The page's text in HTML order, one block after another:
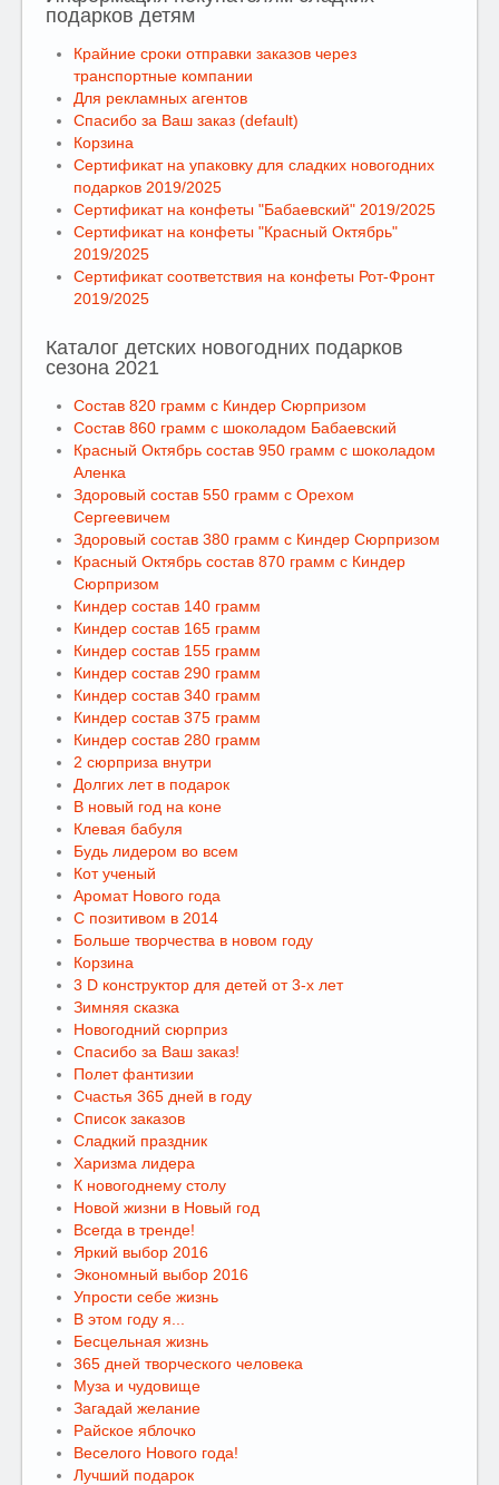
подарков детям
Крайние сроки отправки заказов через
транспортные компании
Для рекламных агентов
Спасибо за Ваш заказ (default)
Корзина
Сертификат на упаковку для сладких новогодних
подарков 2019/2025
Сертификат на конфеты "Бабаевский" 2019/2025
Сертификат на конфеты "Красный Октябрь"
2019/2025
Сертификат соответствия на конфеты Рот-Фронт
2019/2025
Каталог детских новогодних подарков
сезона 2021
Состав 820 грамм с Киндер Сюрпризом
Состав 860 грамм с шоколадом Бабаевский
Красный Октябрь состав 950 грамм с шоколадом
Аленка
Здоровый состав 550 грамм с Орехом
Сергеевичем
Здоровый состав 380 грамм с Киндер Сюрпризом
Красный Октябрь состав 870 грамм с Киндер
Сюрпризом
Киндер состав 140 грамм
Киндер состав 165 грамм
Киндер состав 155 грамм
Киндер состав 290 грамм
Киндер состав 340 грамм
Киндер состав 375 грамм
Киндер состав 280 грамм
2 сюрприза внутри
Долгих лет в подарок
В новый год на коне
Клевая бабуля
Будь лидером во всем
Кот ученый
Аромат Нового года
С позитивом в 2014
Больше творчества в новом году
Корзина
3 D конструктор для детей от 3-х лет
Зимняя сказка
Новогодний сюрприз
Спасибо за Ваш заказ!
Полет фантизии
Счастья 365 дней в году
Список заказов
Сладкий праздник
Харизма лидера
К новогоднему столу
Новой жизни в Новый год
Всегда в тренде!
Яркий выбор 2016
Экономный выбор 2016
Упрости себе жизнь
В этом году я...
Бесцельная жизнь
365 дней творческого человека
Муза и чудовище
Загадай желание
Райское яблочко
Веселого Нового года!
Лучший подарок